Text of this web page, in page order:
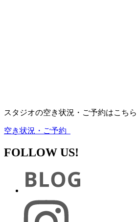
スタジオの空き状況・ご予約はこちら
空き状況・ご予約
FOLLOW US!